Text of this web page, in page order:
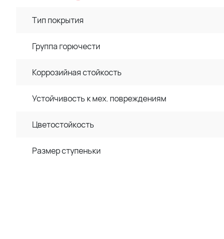
Тип покрытия
Группа горючести
Коррозийная стойкость
Устойчивость к мех. повреждениям
Цветостойкость
Размер ступеньки